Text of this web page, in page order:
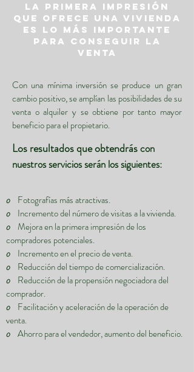
o Fotografías más atractivas.
o Incremento del número de visitas a la vivienda.
o Mejora en la primera impresión de los
compradores potenciales.
o Incremento en el precio de venta.
o Reducción del tiempo de comercialización.
o Reducción de la propensión negociadora del
comprador.
o Facilitación y aceleración de la operación de
venta.
o Ahorro para el vendedor, aumento del beneficio.
Los resultados que obtendráscon
nuestros servicios serán los siguientes:
Con una mínima inversión se produce un gran
cambio positivo, se amplían las posibilidades de su
venta o alquiler y se obtiene por tanto mayor
beneficio para el propietario.
La primera impresión
que ofrece una vivienda
es lo más importante
para conseguir la
venta